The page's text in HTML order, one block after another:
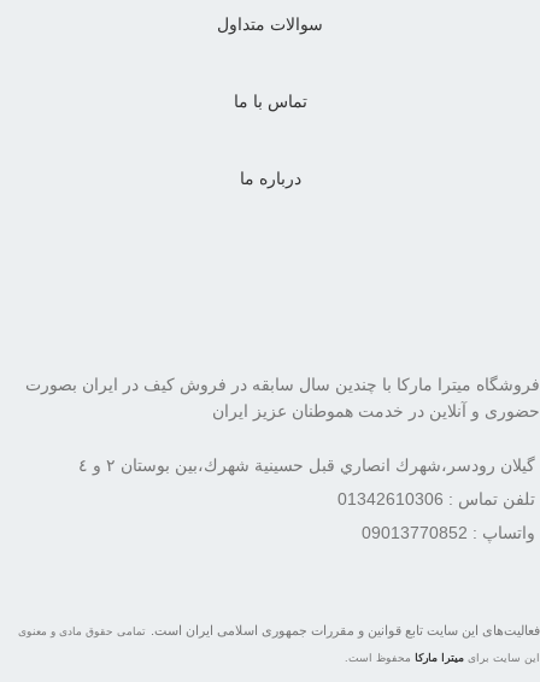
سوالات متداول
تماس با ما
درباره ما
فروشگاه میترا مارکا با چندین سال سابقه در فروش کیف در ایران بصورت
حضوری و آنلاین در خدمت هموطنان عزیز ایران
گيلان رودسر،شهرك انصاري قبل حسينية شهرك،بين بوستان ٢ و ٤
تلفن تماس : 01342610306
واتساپ : 09013770852
فعاليت‌های اين سايت تابع قوانين و مقررات جمهوری اسلامی ايران است. تمامی حقوق مادی و معنوی
این سایت برای میترا مارکا محفوظ است.